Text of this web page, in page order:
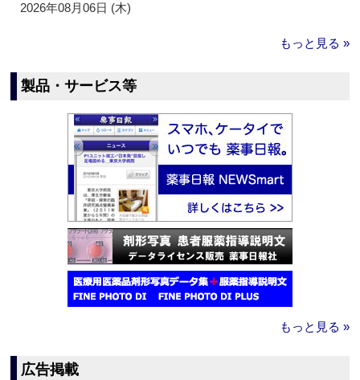
2026年08月06日 (木)
もっと見る »
製品・サービス等
もっと見る »
広告掲載